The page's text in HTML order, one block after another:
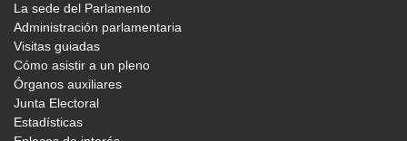
La sede del Parlamento
Administración parlamentaria
Visitas guiadas
Cómo asistir a un pleno
Órganos auxiliares
Junta Electoral
Estadísticas